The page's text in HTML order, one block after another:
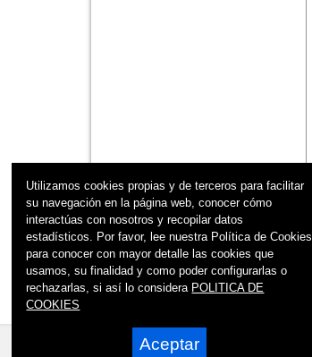
Utilizamos cookies propias y de terceros para facilitar
su navegación en la página web, conocer cómo
interactúas con nosotros y recopilar datos
estadísticos. Por favor, lee nuestra Política de Cookies
para conocer con mayor detalle las cookies que
usamos, su finalidad y como poder configurarlas o
rechazarlas, si así lo considera POLITICA DE
COOKIES
Aceptar